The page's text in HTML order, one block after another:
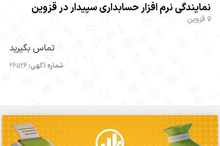
نمایندگی نرم افزار حسابداری سپیدار در قزوین
قزوین
تماس بگیرید
شماره آگهی:26526